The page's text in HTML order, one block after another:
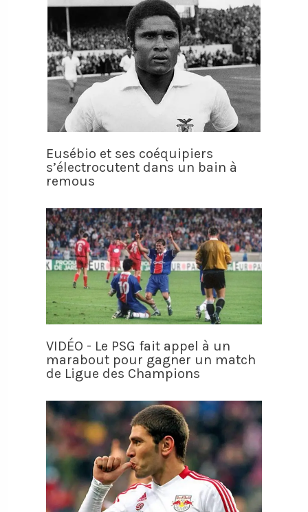
Eusébio et ses coéquipiers
s’électrocutent dans un bain à
remous
VIDÉO - Le PSG fait appel à un
marabout pour gagner un match
de Ligue des Champions